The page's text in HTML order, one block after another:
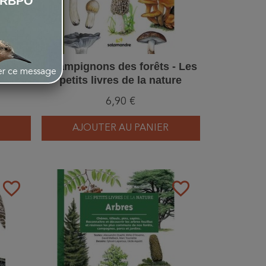
- Les
Champignons des forêts - Les
petits livres de la nature
6,90 €
AJOUTER AU PANIER
favorite_border favorite_border
ce message